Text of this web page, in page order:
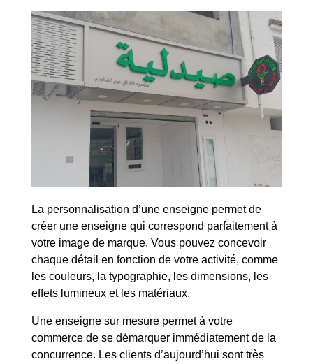
La personnalisation d’une enseigne permet de
créer une enseigne qui correspond parfaitement à
votre image de marque. Vous pouvez concevoir
chaque détail en fonction de votre activité, comme
les couleurs, la typographie, les dimensions, les
effets lumineux et les matériaux.
Une enseigne sur mesure permet à votre
commerce de se démarquer immédiatement de la
concurrence. Les clients d’aujourd’hui sont très